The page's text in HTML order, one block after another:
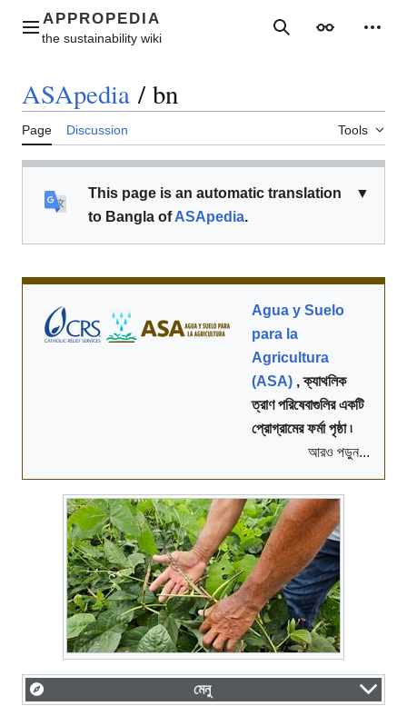
contentMain menu SearchAppearance
ASApedia / bn
Page Discussion Tools
▼
This page is an automatic translation
to Bangla ofASApedia.
Agua y Suelo
para la
Agricultura
(ASA) , ক্যাথলিক
ত্রাণ পরিষেবাগুলির একটি
প্রোগ্রামেরফর্মা পৃষ্ঠা ৷
আরও পড়ুন...
মেনু